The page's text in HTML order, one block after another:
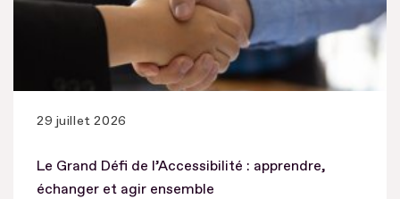
29 juillet 2026
Le Grand Défi de l’Accessibilité : apprendre,
échanger et agir ensemble